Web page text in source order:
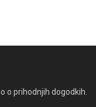
o prihodnjih dogodkih.